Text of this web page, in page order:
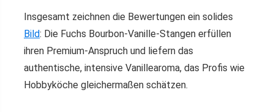
Insgesamt zeichnen die Bewertungen ein solides
Bild: Die Fuchs Bourbon-Vanille-Stangen erfüllen
ihren Premium-Anspruch und liefern das
authentische, intensive Vanillearoma, das Profis wie
Hobbyköche gleichermaßen schätzen.